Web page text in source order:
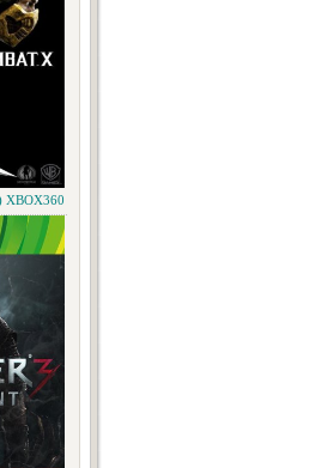
XBOX360